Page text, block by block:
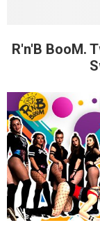
R'n'B BooM.